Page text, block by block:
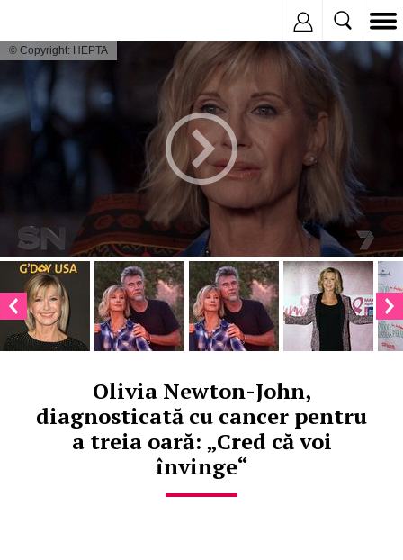
© Copyright: HEPTA
Olivia Newton-John,
diagnosticată cu cancer pentru
a treia oară: „Cred că voi
învinge“